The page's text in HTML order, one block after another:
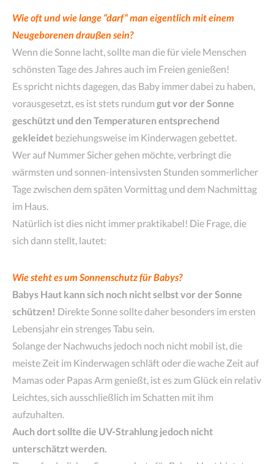
Wie oft und wie lange “darf“ man eigentlich mit einem
Neugeborenen draußen sein?
Wenn die Sonne lacht, sollte man die für viele Menschen
schönsten Tage des Jahres auch im Freien genießen!
Es spricht nichts dagegen, das Baby immer dabei zu haben,
vorausgesetzt, es ist stets rundum gut vor der Sonne
geschützt und den Temperaturen entsprechend
gekleidet beziehungsweise im Kinderwagen gebettet.
Wer auf Nummer Sicher gehen möchte, verbringt die
wärmsten und sonnen-intensivsten Stunden sommerlicher
Tage zwischen dem späten Vormittag und dem Nachmittag
im Haus.
Natürlich ist dies nicht immer praktikabel! Die Frage, die
sich dann stellt, lautet:
Wie steht es um Sonnenschutz für Babys?
Babys Haut kann sich noch nicht selbst vor der Sonne
schützen! Direkte Sonne sollte daher besonders im ersten
Lebensjahr ein strenges Tabu sein.
Solange der Nachwuchs jedoch noch nicht mobil ist, die
meiste Zeit im Kinderwagen schläft oder die wache Zeit auf
Mamas oder Papas Arm genießt, ist es zum Glück ein relativ
Leichtes, sich ausschließlich im Schatten mit ihm
aufzuhalten.
Auch dort sollte die UV-Strahlung jedoch nicht
unterschätzt werden.